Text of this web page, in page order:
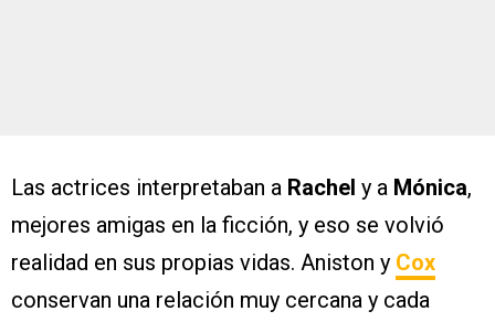
Las actrices interpretaban a Rachel y a Mónica,
mejores amigas en la ficción, y eso se volvió
realidad en sus propias vidas. Aniston y Cox
conservan una relación muy cercana y cada